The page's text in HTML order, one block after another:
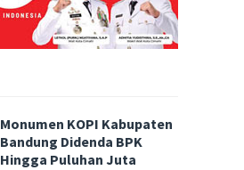
Monumen KOPI Kabupaten
Bandung Didenda BPK
Hingga Puluhan Juta